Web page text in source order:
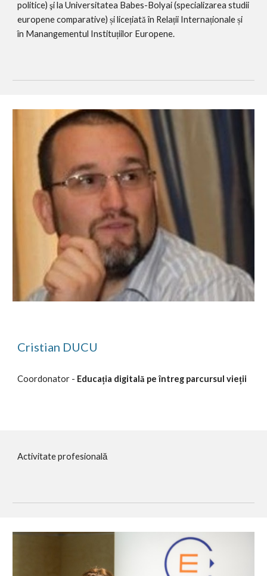
politice) şi la Universitatea Babes-Bolyai (specializarea studii
europene comparative) și licețiată în Relații Internaționale și
în Manangementul Instituțiilor Europene.
Cristian DUCU
Coordonator - Educația digitală pe întreg parcursul vieții
Activitate profesională